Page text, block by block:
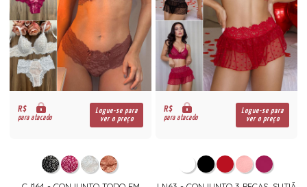
R$
para atacado
Logue-se para
ver o preço
R$
para atacado
Logue-se para
ver o preço